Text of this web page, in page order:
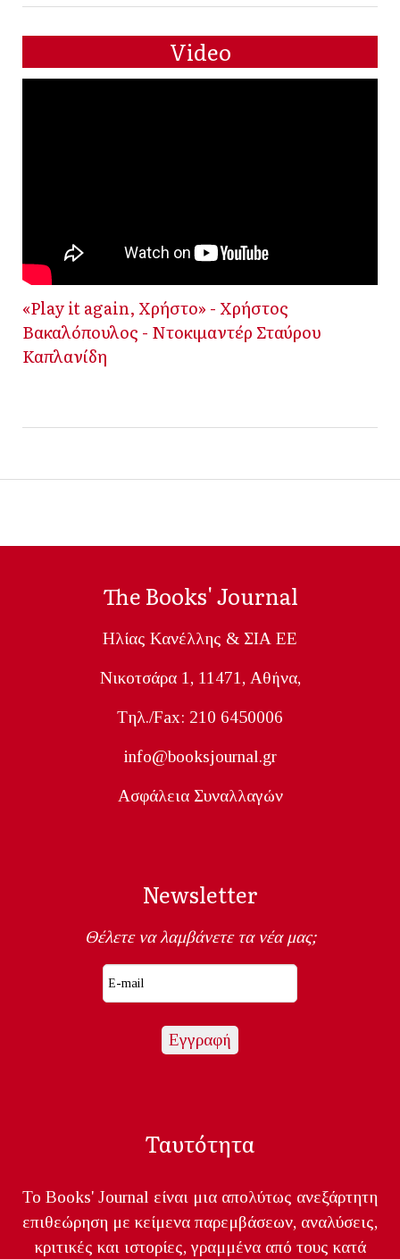
Video
«Play it again, Χρήστο» - Χρήστος
Βακαλόπουλος - Ντοκιμαντέρ Σταύρου
Καπλανίδη
The Books' Journal
Ηλίας Κανέλλης & ΣΙΑ ΕΕ
Nικοτσάρα 1, 11471, Aθήνα,
Tηλ./Fax: 210 6450006
info@booksjournal.gr
Ασφάλεια Συναλλαγών
Newsletter
Θέλετε να λαμβάνετε τα νέα μας;
Ταυτότητα
Το Books' Journal είναι μια απολύτως ανεξάρτητη
επιθεώρηση με κείμενα παρεμβάσεων, αναλύσεις,
κριτικές και ιστορίες, γραμμένα από τους κατά